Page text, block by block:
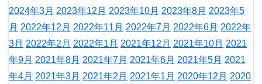
2024年3月 2023年12月 2023年10月 2023年8月 2023年5
月 2022年12月 2022年11月 2022年7月 2022年6月 2022年
3月 2022年2月 2022年1月 2021年12月 2021年10月 2021
年9月 2021年8月 2021年7月 2021年6月 2021年5月 2021
年4月 2021年3月 2021年2月 2021年1月 2020年12月 2020